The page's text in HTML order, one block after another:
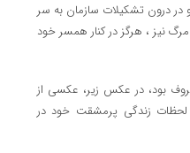
در درون تشکیلات سازمان به سر
نیز ، هرگز در کنار همسر خود
بود، در عکس زیر، عکسی از
زندگی پرمشقت خود در